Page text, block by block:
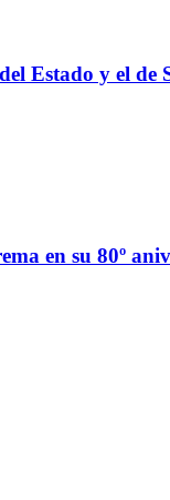
Estado y el de
en su 80º